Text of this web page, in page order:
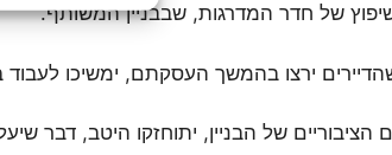
של חדר המדרגות, שבבניין המשותף.
ירצו בהמשך העסקתם, ימשיכו לעבוד
הציבוריים של הבניין, יתוחזקו היטב, דבר